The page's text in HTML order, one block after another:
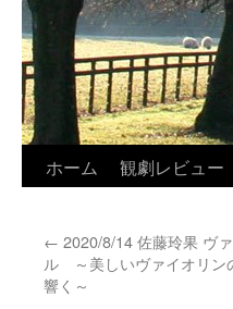
テ
ン
ホーム 観劇レビュー
← 2020/8/14 佐藤玲果 ヴ
ル ～美しいヴァイオリン
響く～